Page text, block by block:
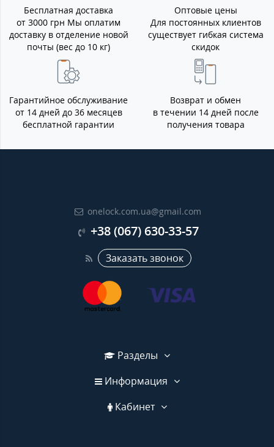
Бесплатная доставка
от 3000 грн Мы оплатим
доставку в отделение новой
почты (вес до 10 кг)
Оптовые цены
Для постоянных клиентов
существует гибкая система
скидок
Гарантийное обслуживание
от 14 дней до 36 месяцев
бесплатной гарантии
Возврат и обмен
в течении 14 дней после
получения товара
onelock.com.ua@gmail.com
+38 (067) 630-33-57
Заказать звонок
Разделы
Информация
Кабинет